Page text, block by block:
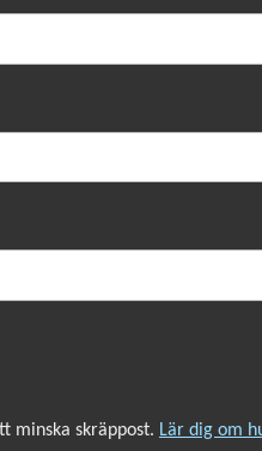
minska skräppost. Lär dig om